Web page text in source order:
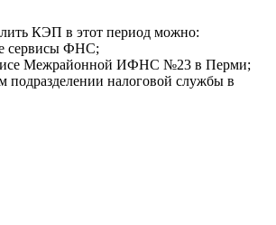
КЭП в этот период можно:
сервисы ФНС;
Межрайонной ИФНС №23 в Перми;
подразделении налоговой службы в